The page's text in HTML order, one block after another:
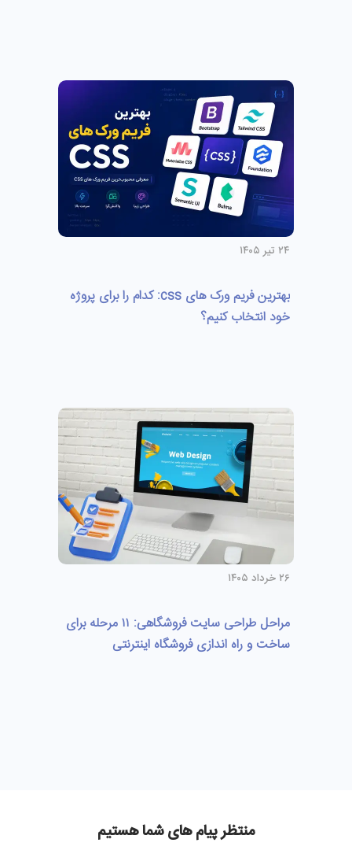
۲۴ تیر ۱۴۰۵
بهترین فریم ورک های css: کدام را برای پروژه
خود انتخاب کنیم؟
۲۶ خرداد ۱۴۰۵
مراحل طراحی سایت فروشگاهی: ۱۱ مرحله برای
ساخت و راه اندازی فروشگاه اینترنتی
منتظر پیام های شما هستیم